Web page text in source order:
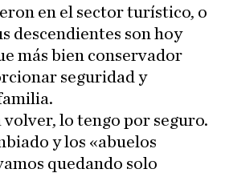
en el sector turístico, o
descendientes son hoy
más bien conservador
seguridad y
volver, lo tengo por seguro.
y los «abuelos
quedando solo